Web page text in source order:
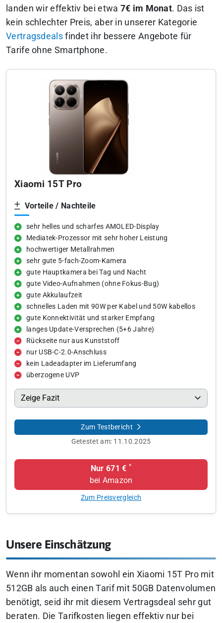
landen wir effektiv bei etwa 7€ im Monat. Das ist
kein schlechter Preis, aber in unserer Kategorie
Vertragsdealsfindet ihr bessere Angebote für
Tarife ohne Smartphone.
Xiaomi 15T Pro
Vorteile / Nachteile
sehr helles und scharfes AMOLED-Display
Mediatek-Prozessor mit sehr hoher Leistung
hochwertiger Metallrahmen
sehr gute 5-fach-Zoom-Kamera
gute Hauptkamera bei Tag und Nacht
gute Video-Aufnahmen (ohne Fokus-Bug)
gute Akkulaufzeit
schnelles Laden mit 90W per Kabel und 50W kabellos
gute Konnektivität und starker Empfang
langes Update-Versprechen (5+6 Jahre)
Rückseite nur aus Kunststoff
nur USB-C-2.0-Anschluss
kein Ladeadapter im Lieferumfang
überzogene UVP
Zeige Fazit
Zum Testbericht
Getestet am: 11.10.2025
Nur 671 € *
bei Amazon
Zum Preisvergleich
Unsere Einschätzung
Wenn ihr momentan sowohl ein Xiaomi 15T Pro mit
512GB als auch einen Tarif mit 50GB Datenvolumen
benötigt, seid ihr mit diesem Vertragsdeal sehr gut
beraten. Die Tarifkosten liegen effektiv nur bei